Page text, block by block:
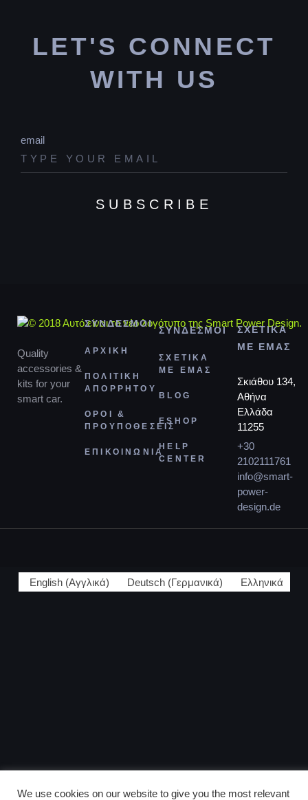
LET'S CONNECT
WITH US
email
SUBSCRIBE
Quality
accessories &
kits for your
smart car.
ΣΥΝΔΕΣΜΟΙ
ΑΡΧΙΚΗ
ΠΟΛΙΤΙΚΗ
ΑΠΟΡΡΗΤΟΥ
ΟΡΟΙ &
ΠΡΟΥΠΟΘΕΣΕΙΣ
ΕΠΙΚΟΙΝΩΝΙΑ
ΣΥΝΔΕΣΜΟΙ
ΣΧΕΤΙΚΑ
ΜΕ ΕΜΑΣ
BLOG
ESHOP
HELP
CENTER
ΣΧΕΤΙΚΑ
ΜΕ ΕΜΑΣ
Σκιάθου 134,
Αθήνα
Ελλάδα
11255
+30
2102111761
info@smart-
power-
design.de
We use cookies on our website to give you the most relevant
English(Αγγλικά) Deutsch(Γερμανικά) Ελληνικά